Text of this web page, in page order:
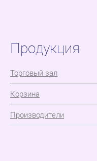
Продукция
Торговый зал
Корзина
Производители